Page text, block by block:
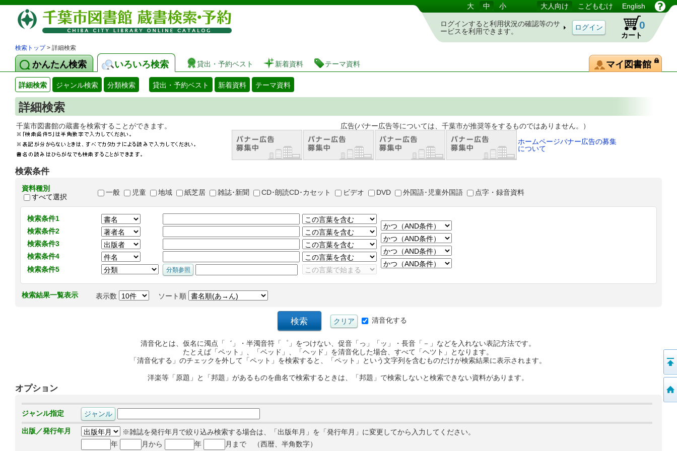
図書館 蔵書検索・予約システム 大 中 小 大人向け こどもむけ English
ログインすると利用状況の確認等のサ
ービスを利用できます。
カート
0
検索トップ> 詳細検索
かんたん検索 いろいろ検索 貸出・予約ベスト 新着資料 テーマ資料 マイ図書館
詳細検索 ジャンル検索 分類検索 貸出・予約ベスト 新着資料 テーマ資料
詳細検索
千葉市図書館の蔵書を検索することができます。 広告(バナー広告等については、千葉市が推奨等をするものではありません。）
ホームページバナー広告の募集
について
検索条件
資料種別
すべて選択
一般 児童 地域 紙芝居 雑誌･新聞 CD･朗読CD･カセット ビデオ DVD 外国語･児童外国語 点字・録音資料
検索条件1
検索条件2
検索条件3
検索条件4
検索条件5
検索結果一覧表示 表示数 ソート順
清音化する
清音化とは、仮名に濁点「゛」・半濁音符「゜」をつけない、促音「っ」「ッ」・長音「－」などを入れない表記方法です。
たとえば「ペット」、「ベッド」、「ヘッド」を清音化した場合、すべて「ヘツト」となります。
「清音化する」のチェックを外して「ペット」を検索すると、「ペット」という文字列を含むものだけが検索結果に表示されます。
洋楽等「原題」と「邦題」があるものを曲名で検索するときは、「邦題」で検索しないと検索できない資料があります。
オプション
ジャンル指定
出版／発行年月
※雑誌を発行年月で絞り込み検索する場合は、「出版年月」を「発行年月」に変更してから入力してください。
年
月から 年 月まで （西暦、半角数字）